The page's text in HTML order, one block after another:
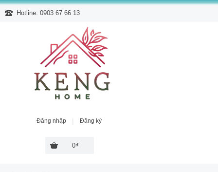
Hotline: 0903 67 66 13
0₫
Đăng nhập | Đăng ký